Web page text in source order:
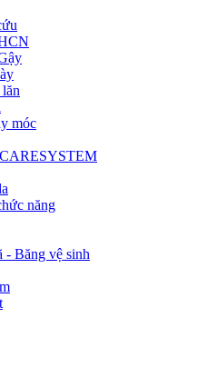
móc
năng
- Băng vệ sinh